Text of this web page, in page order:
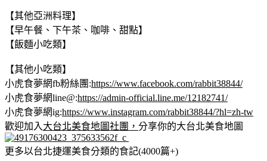
【其他亞洲料理】
【早午餐、下午茶、咖啡、甜點】
【飯麵小吃類】
【其他小吃類】
小虎食夢網fb粉絲團:https://www.facebook.com/rabbit38844/
小虎食夢網line@:https://admin-official.line.me/12182741/
小虎食夢網ig:https://www.instagram.com/rabbit38844/?hl=zh-tw
歡迎加入 大台北美食地圖社團， 分享你的大台北美食地圖
更多以台北捷運美食分類的食記(4000篇+)